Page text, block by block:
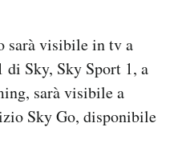
sarà visibile in tv a
di Sky, Sky Sport 1, a
sarà visibile a
Sky Go, disponibile